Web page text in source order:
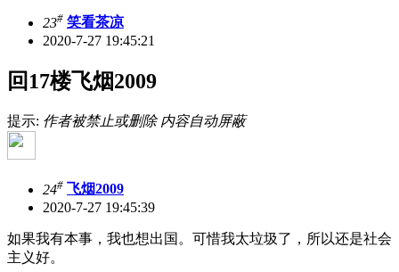
23# 笑看茶凉
2020-7-27 19:45:21
回17楼飞烟2009
提示: 作者被禁止或删除 内容自动屏蔽
24#
飞烟2009
2020-7-27 19:45:39
如果我有本事，我也想出国。可惜我太垃圾了，所以还是社会
主义好。